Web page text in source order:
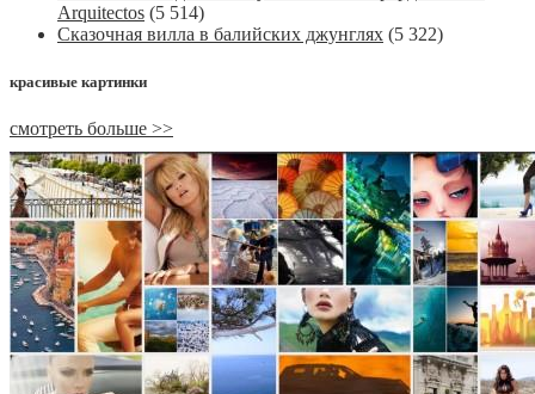
Arquitectos (5 514)
Сказочная вилла в балийских джунглях (5 322)
красивые картинки
смотреть больше >>